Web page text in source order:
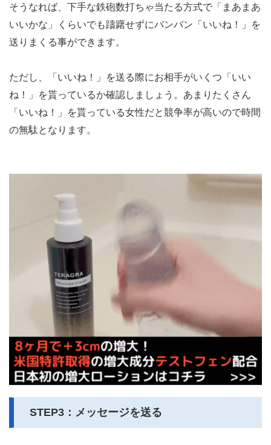
そうなれば、下手な鉄砲数打ちゃ当たる方式で「まあまあ
いいかな」くらいでも躊躇せずにバンバン「いいね！」を
送りまくる事ができます。
ただし、「いいね！」を送る際にお相手がいくつ「いい
ね！」を貰っているか確認しましょう。あまりたくさん
「いいね！」を貰っている女性だと競争率が高いので時間
の無駄となります。
STEP3：メッセージを送る